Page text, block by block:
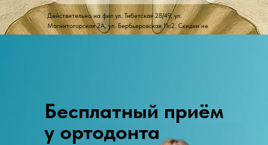
Действительно на фил ул. Тибетская 28/49, ул.
Магнитогорская 2A, ул. Бербьеровская 11с2. Скидки не
суммируются
Бесплатный приём
у ортодонта